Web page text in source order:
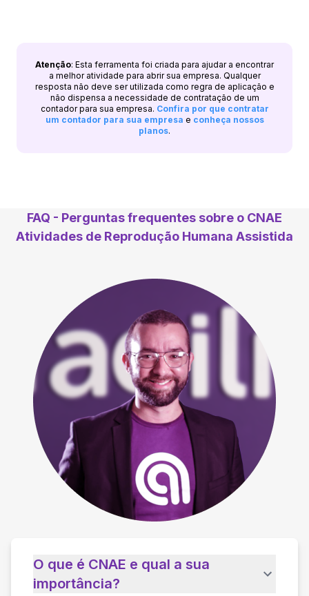
Atenção: Esta ferramenta foi criada para ajudar a encontrar
a melhor atividade para abrir sua empresa. Qualquer
resposta não deve ser utilizada como regra de aplicação e
não dispensa a necessidade de contratação de um
contador para sua empresa. Confira por que contratar
um contador para sua empresa e conheça nossos
planos.
FAQ - Perguntas frequentes sobre o CNAE
Atividades de Reprodução Humana Assistida
O que é CNAE e qual a sua
importância?